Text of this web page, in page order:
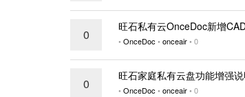
0
旺石私有云OnceDoc新增
• OnceDoc • onceair• 0
0
旺石家庭私有云盘功能增强
• OnceDoc • onceair• 0